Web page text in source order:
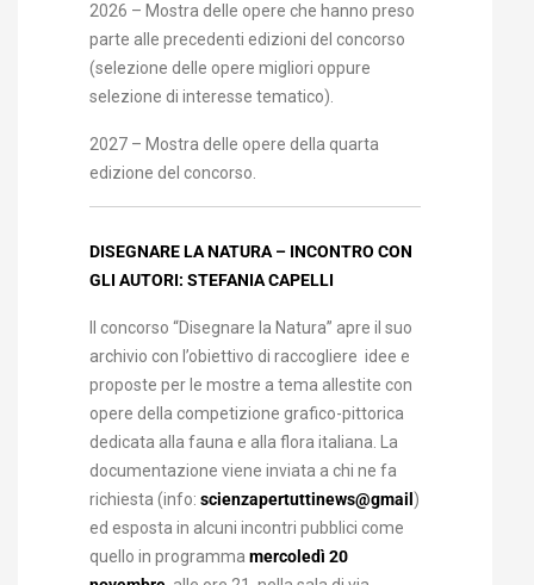
2026 – Mostra delle opere che hanno preso
parte alle precedenti edizioni del concorso
(selezione delle opere migliori oppure
selezione di interesse tematico).
2027 – Mostra delle opere della quarta
edizione del concorso.
DISEGNARE LA NATURA – INCONTRO CON
GLI AUTORI: STEFANIA CAPELLI
Il concorso “Disegnare la Natura” apre il suo
archivio con l’obiettivo di raccogliere idee e
proposte per le mostre a tema allestite con
opere della competizione grafico-pittorica
dedicata alla fauna e alla flora italiana. La
documentazione viene inviata a chi ne fa
richiesta (info: scienzapertuttinews@gmail )
ed esposta in alcuni incontri pubblici come
quello in programma mercoledì 20